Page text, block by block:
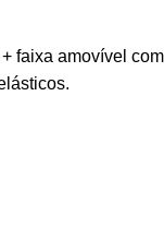
faixa amovível com
elásticos.